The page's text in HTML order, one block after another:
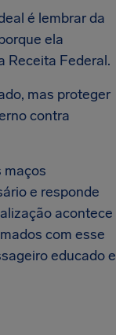
é lembrar da
ela
Receita Federal.
mas proteger
contra
maços
e responde
acontece
com esse
educado e